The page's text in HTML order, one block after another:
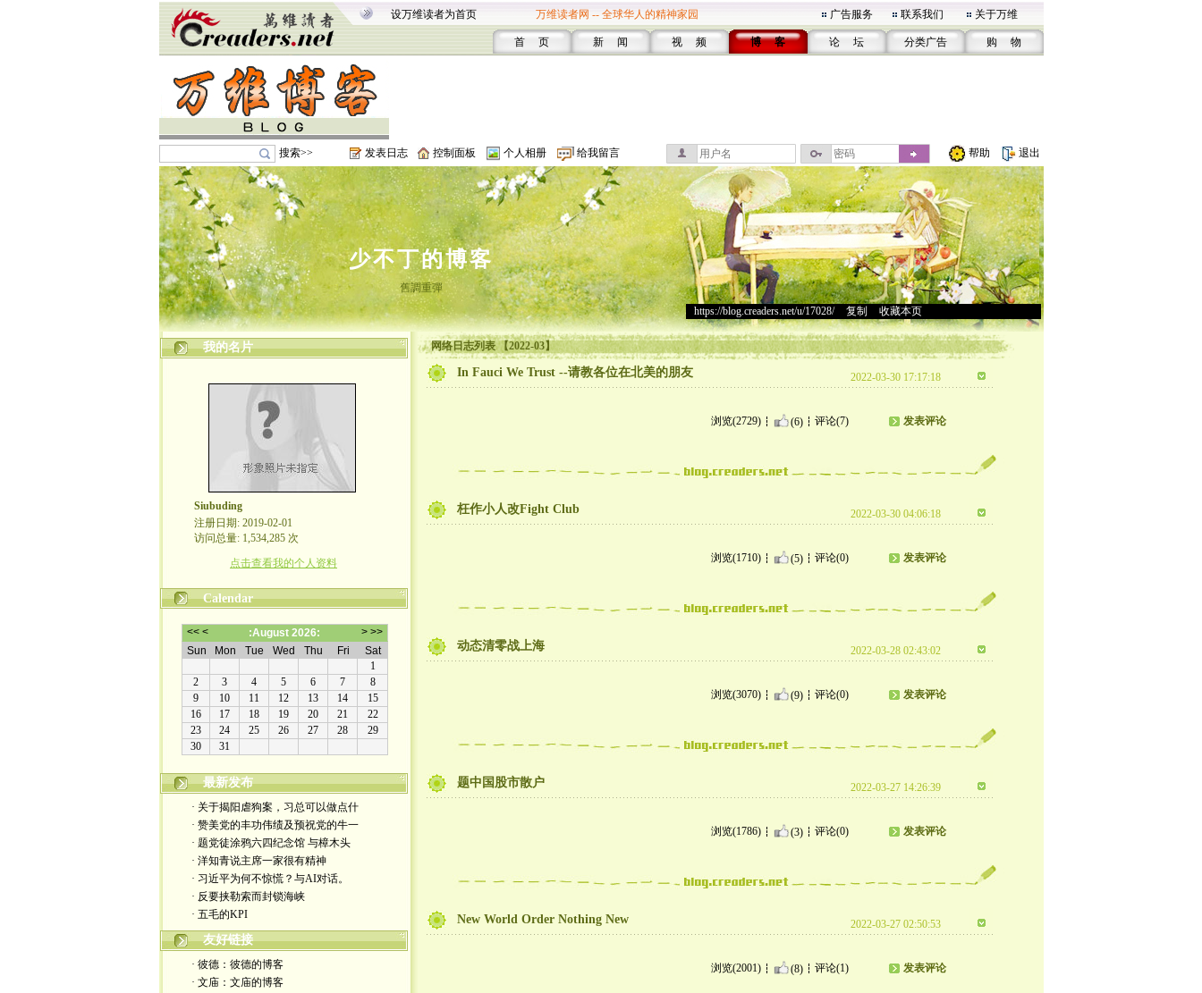
设万维读者为首页 万维读者网 -- 全球华人的精神家园 广告服务 联系我们 关于万维
首 页 新 闻 视 频 博 客 论 坛 分类广告 购 物
搜索>> 发表日志 控制面板 个人相册 给我留言 帮助 退出
少不丁的博客
舊調重彈
https://blog.creaders.net/u/17028/> 复制 收藏本页
我的名片
Siubuding
注册日期: 2019-02-01
访问总量: 1,534,285 次
点击查看我的个人资料
Calendar
最新发布
· 关于揭阳虐狗案，习总可以做点什
· 赞美党的丰功伟绩及预祝党的牛一
· 题党徒涂鸦六四纪念馆 与樟木头
· 洋知青说主席一家很有精神
· 习近平为何不惊慌？与AI对话。
· 反要挟勒索而封锁海峡
· 五毛的KPI
友好链接
· 彼德：彼德的博客
· 文庙：文庙的博客
网络日志列表 【2022-03】
In Fauci We Trust --请教各位在北美的朋友 2022-03-30 17:17:18
浏览(2729) (6) 评论(7) 发表评论
枉作小人改Fight Club 2022-03-30 04:06:18
浏览(1710) (5) 评论(0) 发表评论
动态清零战上海 2022-03-28 02:43:02
浏览(3070) (9) 评论(0) 发表评论
题中国股市散户 2022-03-27 14:26:39
浏览(1786) (3) 评论(0) 发表评论
New World Order Nothing New 2022-03-27 02:50:53
浏览(2001) (8) 评论(1) 发表评论